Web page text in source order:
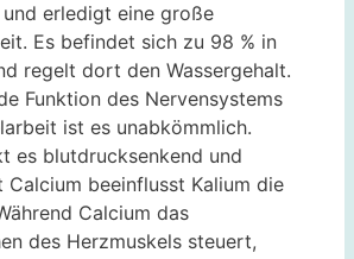
erledigt eine große
Es befindet sich zu 98 % in
regelt dort den Wassergehalt.
Funktion des Nervensystems
ist es unabkömmlich.
es blutdrucksenkend und
Calcium beeinflusst Kalium die
Calcium das
des Herzmuskels steuert,